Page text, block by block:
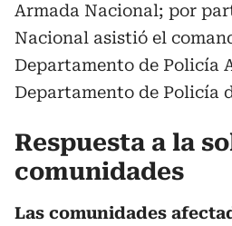
Armada Nacional; por
Nacional asistió el
Departamento de Policía
Departamento de Policía
Respuesta a la
comunidades
Las comunidades